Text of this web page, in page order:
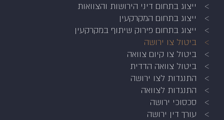
ייצוג בתחום דיני הירושות והצוואות
ייצוג בתחום המקרקעין
ייצוג בתחום פירוק שיתוף במקרקעין
ביטול צו ירושה
ביטול צו קיום צוואה
ביטול צוואה הדדית
התנגדות לצו ירושה
התנגדות לצוואה
סכסוכי ירושה
עורך דין ירושה